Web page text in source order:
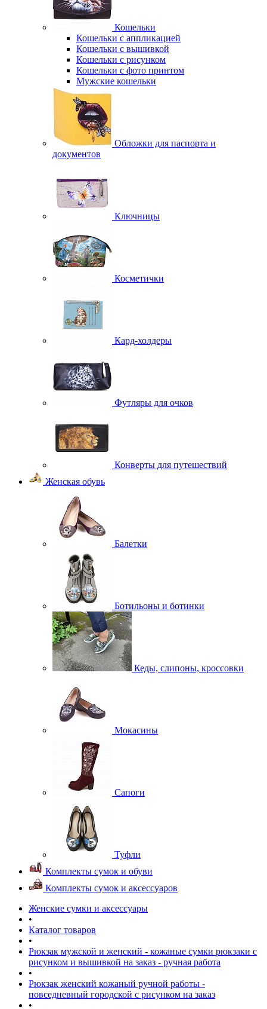
Кошельки
Кошельки с аппликацией
Кошельки с вышивкой
Кошельки с рисунком
Кошельки с фото принтом
Мужские кошельки
Обложки для паспорта и
документов
Ключницы
Косметички
Кард-холдеры
Футляры для очков
Конверты для путешествий
Женская обувь
Балетки
Ботильоны и ботинки
Кеды, слипоны, кроссовки
Мокасины
Сапоги
Туфли
Комплекты сумок и обуви
Комплекты сумок и аксессуаров
Женские сумки и аксессуары
•
Каталог товаров
•
Рюкзак мужской и женский - кожаные сумки рюкзаки с
рисунком и вышивкой на заказ - ручная работа
•
Рюкзак женский кожаный ручной работы -
повседневный городской с рисунком на заказ
•